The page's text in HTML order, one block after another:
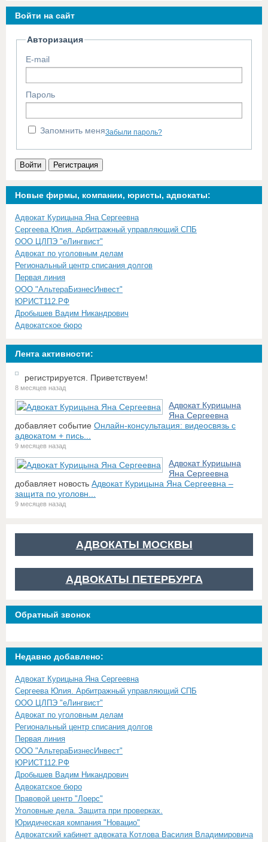
Войти на сайт
Авторизация
E-mail
Пароль
Запомнить меняЗабыли пароль?
Войти Регистрация
Новые фирмы, компании, юристы, адвокаты:
Адвокат Курицына Яна Сергеевна
Сергеева Юлия. Арбитражный управляющий СПБ
ООО ЦЛПЭ "еЛингвист"
Адвокат по уголовным делам
Региональный центр списания долгов
Первая линия
ООО "АльтераБизнесИнвест"
ЮРИСТ112.РФ
Дробышев Вадим Никандрович
Адвокатское бюро
Лента активности:
регистрируется. Приветствуем!
8 месяцев назад
Адвокат Курицына
Яна Сергеевна
добавляет событие Онлайн-консультация: видеосвязь с
адвокатом + пись...
9 месяцев назад
Адвокат Курицына
Яна Сергеевна
добавляет новость Адвокат Курицына Яна Сергеевна –
защита по уголовн...
9 месяцев назад
АДВОКАТЫ МОСКВЫ
АДВОКАТЫ ПЕТЕРБУРГА
Обратный звонок
Недавно добавлено:
Адвокат Курицына Яна Сергеевна
Сергеева Юлия. Арбитражный управляющий СПБ
ООО ЦЛПЭ "еЛингвист"
Адвокат по уголовным делам
Региональный центр списания долгов
Первая линия
ООО "АльтераБизнесИнвест"
ЮРИСТ112.РФ
Дробышев Вадим Никандрович
Адвокатское бюро
Правовой центр "Лоерс"
Уголовные дела. Защита при проверках.
Юридическая компания "Новацио"
Адвокатский кабинет адвоката Котлова Василия Владимировича